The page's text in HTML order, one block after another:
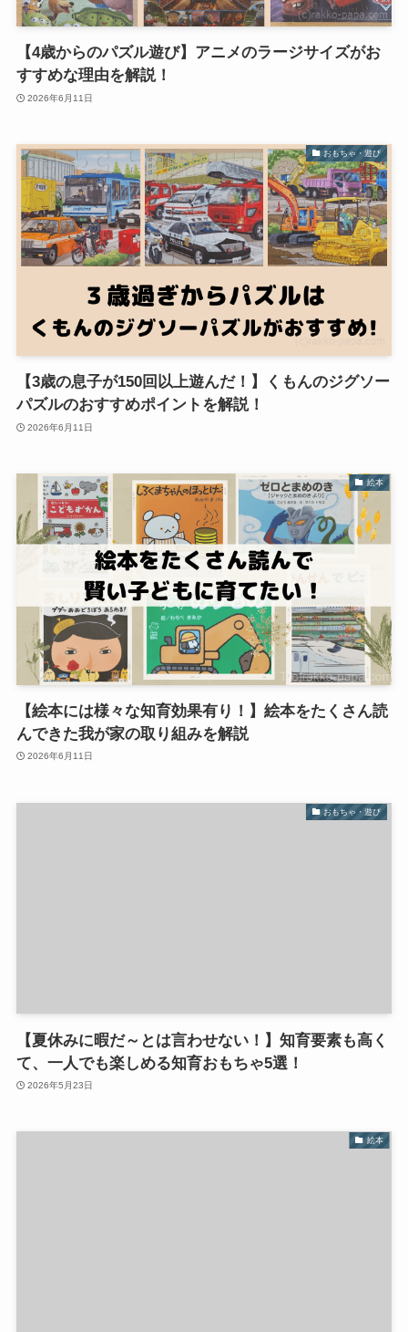
【4歳からのパズル遊び】アニメのラージサイズがお
すすめな理由を解説！
2026年6月11日
おもちゃ・遊び
【3歳の息子が150回以上遊んだ！】くもんのジグソー
パズルのおすすめポイントを解説！
2026年6月11日
絵本
【絵本には様々な知育効果有り！】絵本をたくさん読
んできた我が家の取り組みを解説
2026年6月11日
おもちゃ・遊び
【夏休みに暇だ～とは言わせない！】知育要素も高く
て、一人でも楽しめる知育おもちゃ5選！
2026年5月23日
絵本